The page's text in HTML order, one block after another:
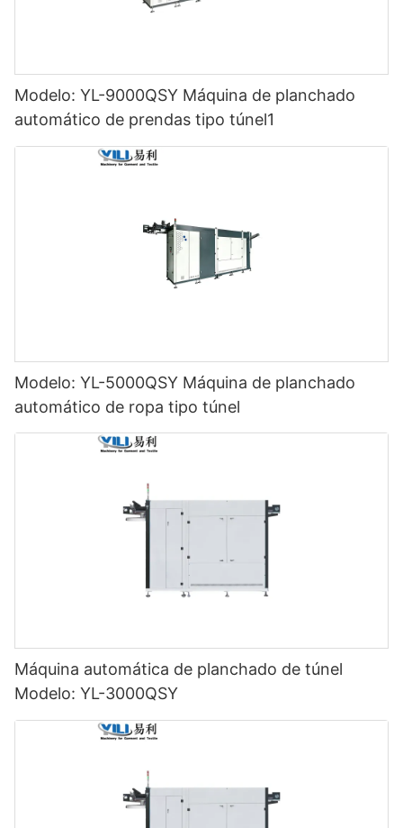
Modelo: YL-9000QSY Máquina de planchado
automático de prendas tipo túnel1
Modelo: YL-5000QSY Máquina de planchado
automático de ropa tipo túnel
Máquina automática de planchado de túnel
Modelo: YL-3000QSY